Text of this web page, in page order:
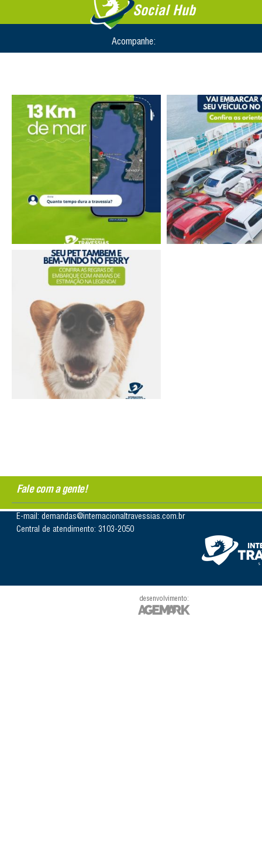
Social Hub
Acompanhe:
Fale com a gente!
E-mail: demandas@internacionaltravessias.com.br
Central de atendimento: 3103-2050
desenvolvimento: